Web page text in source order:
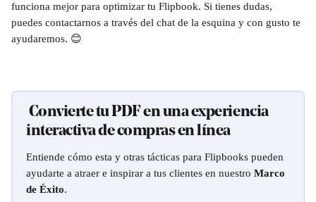
funciona mejor para optimizar tu Flipbook. Si tienes dudas,
puedes contactarnos a través del chat de la esquina y con gusto te
ayudaremos. 😊
Convierte tu PDF en una experiencia
interactiva de compras en línea
Entiende cómo esta y otras tácticas para Flipbooks pueden
ayudarte a atraer e inspirar a tus clientes en nuestro Marco
de Éxito.